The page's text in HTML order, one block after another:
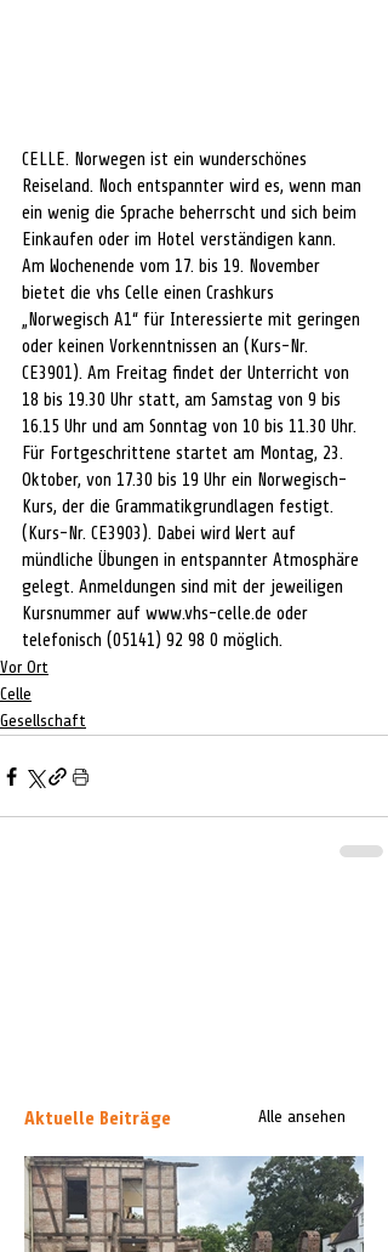
CELLE. Norwegen ist ein wunderschönes
Reiseland. Noch entspannter wird es, wenn man
ein wenig die Sprache beherrscht und sich beim
Einkaufen oder im Hotel verständigen kann.
Am Wochenende vom 17. bis 19. November
bietet die vhs Celle einen Crashkurs
„Norwegisch A1“ für Interessierte mit geringen
oder keinen Vorkenntnissen an (Kurs-Nr.
CE3901). Am Freitag findet der Unterricht von
18 bis 19.30 Uhr statt, am Samstag von 9 bis
16.15 Uhr und am Sonntag von 10 bis 11.30 Uhr.
Für Fortgeschrittene startet am Montag, 23.
Oktober, von 17.30 bis 19 Uhr ein Norwegisch-
Kurs, der die Grammatikgrundlagen festigt.
(Kurs-Nr. CE3903). Dabei wird Wert auf
mündliche Übungen in entspannter Atmosphäre
gelegt. Anmeldungen sind mit der jeweiligen
Kursnummer auf www.vhs-celle.de oder
telefonisch (05141) 92 98 0 möglich.
Vor Ort
Celle
Gesellschaft
Aktuelle Beiträge Alle ansehen